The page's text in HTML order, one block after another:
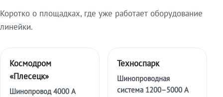
Коротко о площадках, где уже работает оборудование
линейки.
Космодром
«Плесецк»
Шинопровод 4000 А
Техноспарк
Шинопроводная
система 1200–5000 А